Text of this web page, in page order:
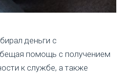
деньги с
помощь с получением
к службе, а также